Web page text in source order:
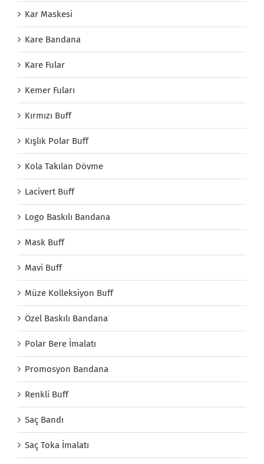
Kar Maskesi
Kare Bandana
Kare Fular
Kemer Fuları
Kırmızı Buff
Kışlık Polar Buff
Kola Takılan Dövme
Lacivert Buff
Logo Baskılı Bandana
Mask Buff
Mavi Buff
Müze Kolleksiyon Buff
Özel Baskılı Bandana
Polar Bere İmalatı
Promosyon Bandana
Renkli Buff
Saç Bandı
Saç Toka İmalatı